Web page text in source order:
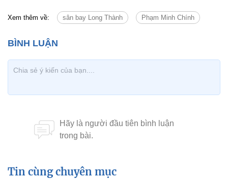
Xem thêm về: sân bay Long Thành Phạm Minh Chính
Tin cùng chuyên mục